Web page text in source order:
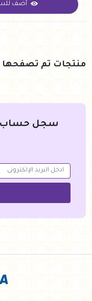
جنيه
أضف
منتجات تم تصفحها
سجل حساب